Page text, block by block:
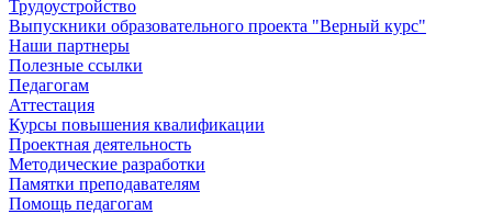
Трудоустройство
Выпускники образовательного проекта "Верный курс"
Наши партнеры
Полезные ссылки
Педагогам
Аттестация
Курсы повышения квалификации
Проектная деятельность
Методические разработки
Памятки преподавателям
Помощь педагогам